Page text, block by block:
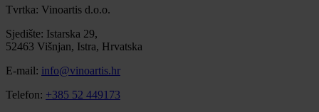
Tvrtka: Vinoartis d.o.o.
Sjedište: Istarska 29,
52463 Višnjan, Istra, Hrvatska
E-mail: info@vinoartis.hr
Telefon: +385 52 449173